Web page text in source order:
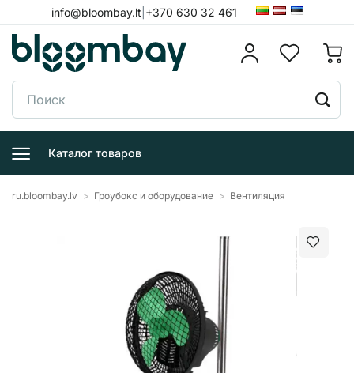
to
content
info@bloombay.lt +370 630 32 461
Поиск:
Каталог товаров
ru.bloombay.lv > Гроубокс и оборудование > Вентиляция